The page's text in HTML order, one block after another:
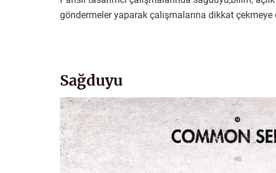
göndermeler yaparak çalışmalarına dikkat çekmeye
Sağduyu